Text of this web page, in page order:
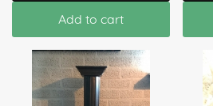
Add to cart